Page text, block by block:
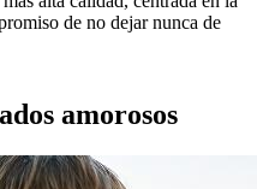
de no dejar nunca de